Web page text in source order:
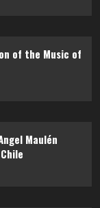
of the Music of
Maulén